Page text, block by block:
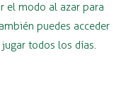
el modo al azar para
puedes acceder
todos los días.